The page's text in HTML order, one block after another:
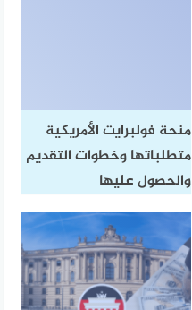
منحة فولبرايت الأمريكية
متطلباتها وخطوات التقديم
والحصول عليها